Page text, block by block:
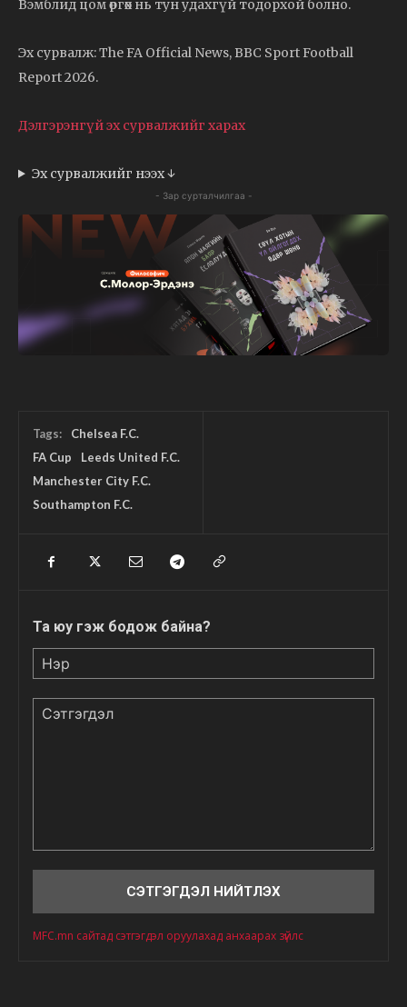
Вэмблид цом өргөх нь тун удахгүй тодорхой болно.
Эх сурвалж: The FA Official News, BBC Sport Football
Report 2026.
Дэлгэрэнгүй эх сурвалжийг харах
Эх сурвалжийг нээх ↓
- Зар сурталчилгаа -
Tags:
Chelsea F.C.
FA Cup
Leeds United F.C.
Manchester City F.C.
Southampton F.C.
Та юу гэж бодож байна?
MFC.mn сайтад сэтгэгдэл оруулахад анхаарах зүйлс